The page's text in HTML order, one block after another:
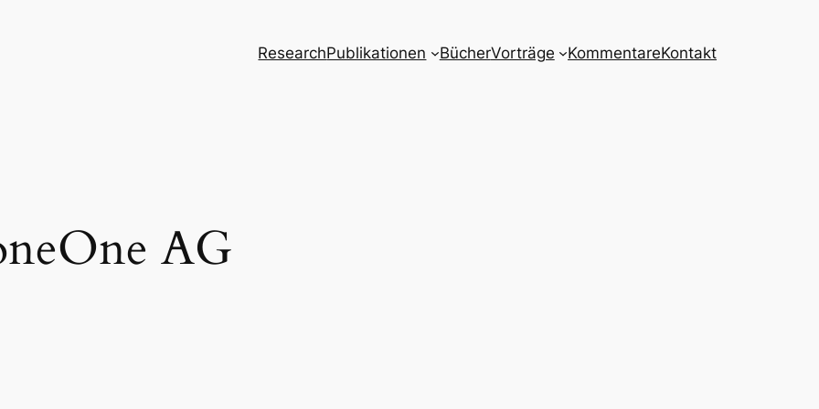
ResearchPublikationen BücherVorträge KommentareKontakt
AG